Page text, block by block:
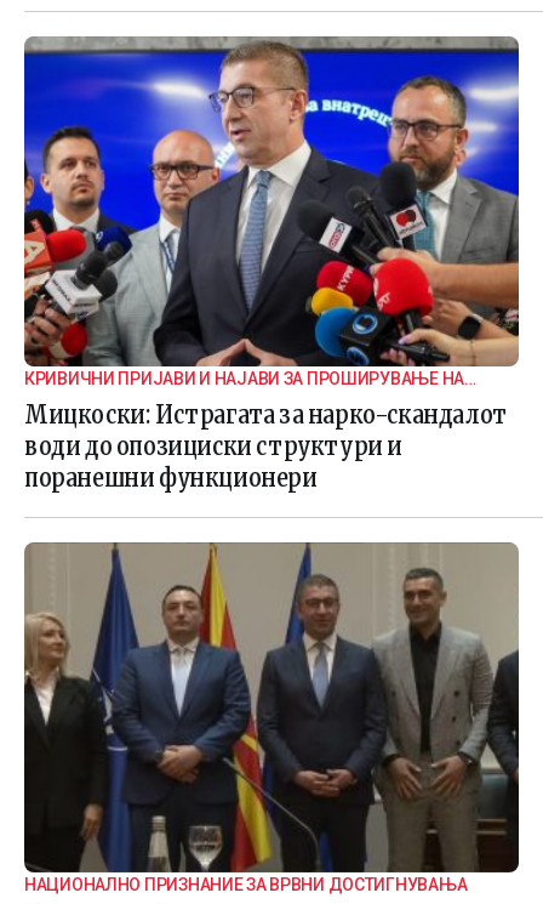
КРИВИЧНИ ПРИЈАВИ И НАЈАВИ ЗА ПРОШИРУВАЊЕ НА
ИСТРАГАТА
Мицкоски: Истрагата за нарко-скандалот
води до опозициски структури и
поранешни функционери
НАЦИОНАЛНО ПРИЗНАНИЕ ЗА ВРВНИ ДОСТИГНУВАЊА